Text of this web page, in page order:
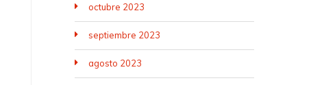
octubre 2023
septiembre 2023
agosto 2023